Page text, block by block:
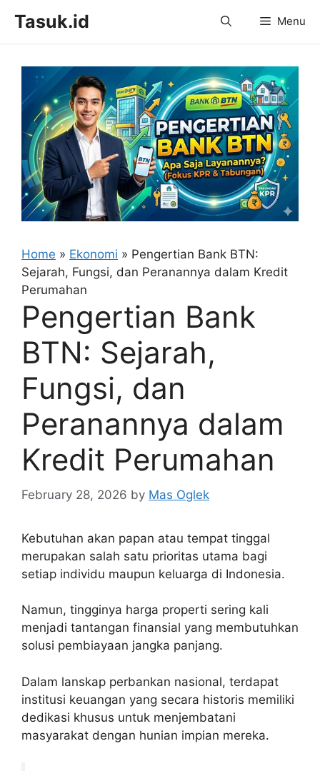
Tasuk.id Menu
Home » Ekonomi » Pengertian Bank BTN:
Sejarah, Fungsi, dan Peranannya dalam Kredit
Perumahan
Pengertian Bank
BTN: Sejarah,
Fungsi, dan
Peranannya dalam
Kredit Perumahan
February 28, 2026 by Mas Oglek
Kebutuhan akan papan atau tempat tinggal
merupakan salah satu prioritas utama bagi
setiap individu maupun keluarga di Indonesia.
Namun, tingginya harga properti sering kali
menjadi tantangan finansial yang membutuhkan
solusi pembiayaan jangka panjang.
Dalam lanskap perbankan nasional, terdapat
institusi keuangan yang secara historis memiliki
dedikasi khusus untuk menjembatani
masyarakat dengan hunian impian mereka.